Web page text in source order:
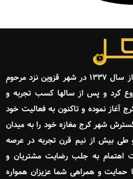
آقای محسن توکل حرفه ساعت سازی را از سال ۱۳۳۷ در شهر قزوین نزد مرحوم
کرد و پس از سالها کسب تجربه و
را در کرج آغاز نموده و تاکنون به فعالیت خود
شهر کرج مغازه خود را به میدان
و طی بیش از نیم قرن تجربه در عرصه
اهتمام به جلب رضایت مشتریان و
و همراهی شما عزیزان همواره